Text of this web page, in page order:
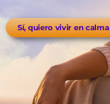
Sí, quiero vivir en calma